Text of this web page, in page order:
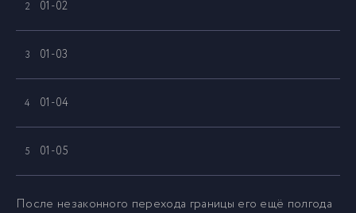
2 01-02
3 01-03
4 01-04
5 01-05
6 01-06
После незаконного перехода границы его ещё полгода